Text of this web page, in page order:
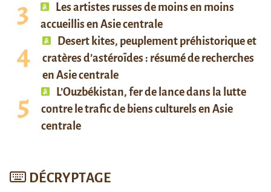
Les artistes russes de moins en moins
accueillis en Asie centrale
Desert kites, peuplement préhistorique et
cratères d’astéroïdes : résumé de recherches
en Asie centrale
L’Ouzbékistan, fer de lance dans la lutte
contre le trafic de biens culturels en Asie
centrale
DÉCRYPTAGE